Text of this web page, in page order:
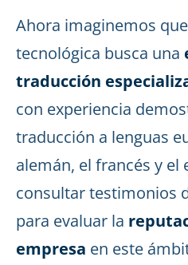
Ahora imaginemos
tecnológica busca una
traducción
con experiencia
traducción a lenguas
alemán, el francés y el
consultar testimonios
para evaluar la
empresa en este